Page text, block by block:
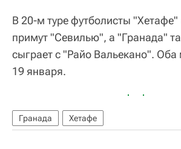
В 20-м туре футболисты
примут "Севилью", а "Гранада"
сыграет с "Райо Вальекано". Оба
19 января.
Гранада Хетафе